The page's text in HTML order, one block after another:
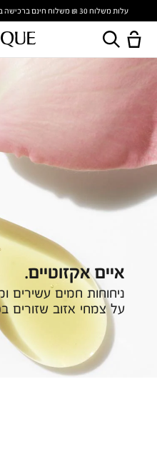
עלות משלוח 30 ₪ משלוח חינם ברכישה ב-249 ₪ ומעלה | עד 14 ימי עסקים
איים אקזוטיים.
ניחוחות חמים
על צמחי אזוב שזורים